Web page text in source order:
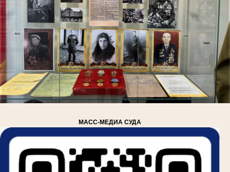
МАСС-МЕДИА СУДА